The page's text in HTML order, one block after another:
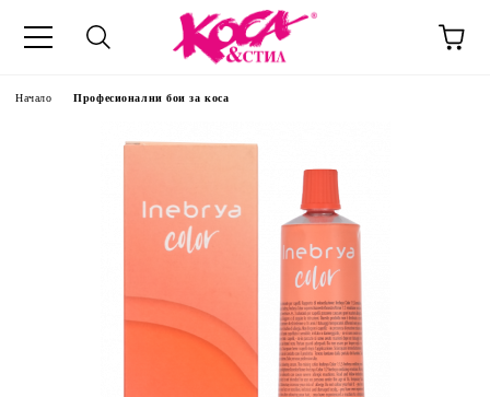
Начало Професионални бои за коса